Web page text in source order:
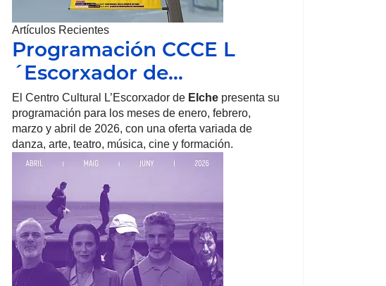
Artículos Recientes
Programación CCCE L
´Escorxador de…
El Centro Cultural L’Escorxador de Elche presenta su
programación para los meses de enero, febrero,
marzo y abril de 2026, con una oferta variada de
danza, arte, teatro, música, cine y formación.